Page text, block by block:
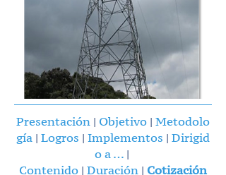
Presentación | Objetivo | Metodolo
gía | Logros | Implementos | Dirigid
o a … |
Contenido | Duración | Cotización